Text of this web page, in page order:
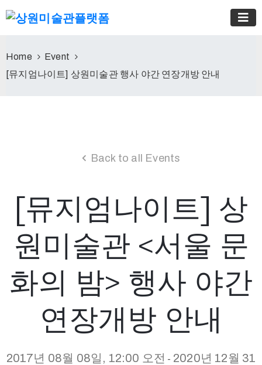
Home
Event
[뮤지엄나이트] 상원미술관 행사 야간 연장개방 안내
Back to all Events
[뮤지엄나이트] 상
원미술관 <서울 문
화의 밤> 행사 야간
연장개방 안내
2017년 08월 08일, 12:00 오전 - 2020년 12월 31